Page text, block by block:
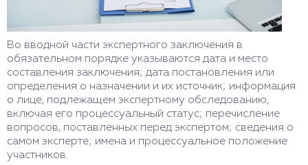
Во вводной части экспертного заключения в
обязательном порядке указываются дата и место
составления заключения; дата постановления или
определения о назначении и их источник; информация
о лице, подлежащем экспертному обследованию,
включая его процессуальный статус; перечисление
вопросов, поставленных перед экспертом; сведения о
самом эксперте; имена и процессуальное положение
участников.